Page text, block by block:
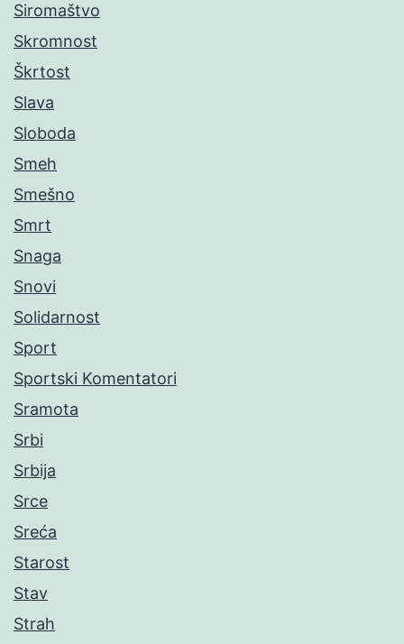
Siromaštvo
Skromnost
Škrtost
Slava
Sloboda
Smeh
Smešno
Smrt
Snaga
Snovi
Solidarnost
Sport
Sportski Komentatori
Sramota
Srbi
Srbija
Srce
Sreća
Starost
Stav
Strah